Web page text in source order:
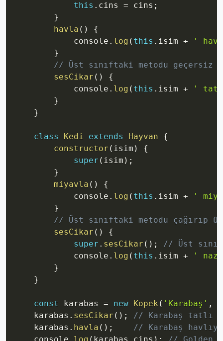
this . cins = cins ;
}
havla ( )
{
            console
. log ( this . isim +
'
}
// Üst sınıftaki metodu geçersiz
sesCikar ( )
{
            console
. log ( this . isim +
'
}
}
class Kedi extends Hayvan
{
constructor ( isim )
{
super ( isim ) ;
}
miyavla ( )
{
            console
. log ( this . isim +
'
}
// Üst sınıftaki metodu çağırıp
sesCikar ( )
{
super . sesCikar ( ) ;
// Üst
            console
. log ( this . isim +
'
}
}
const karabas = new Kopek ( 'Karabaş' ,
    karabas
. sesCikar ( ) ;
// Karabaş tatlı
    karabas
. havla ( ) ;
// Karabaş